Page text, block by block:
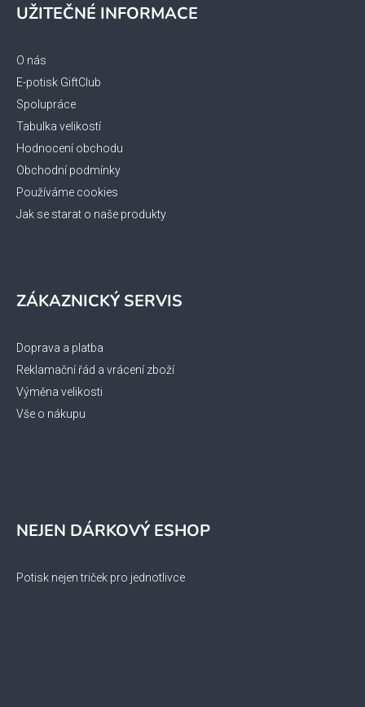
UŽITEČNÉ INFORMACE
O nás
E-potisk GiftClub
Spolupráce
Tabulka velikostí
Hodnocení obchodu
Obchodní podmínky
Používáme cookies
Jak se starat o naše produkty
ZÁKAZNICKÝ SERVIS
Doprava a platba
Reklamační řád a vrácení zboží
Výměna velikosti
Vše o nákupu
NEJEN DÁRKOVÝ ESHOP
Potisk nejen triček pro jednotlivce